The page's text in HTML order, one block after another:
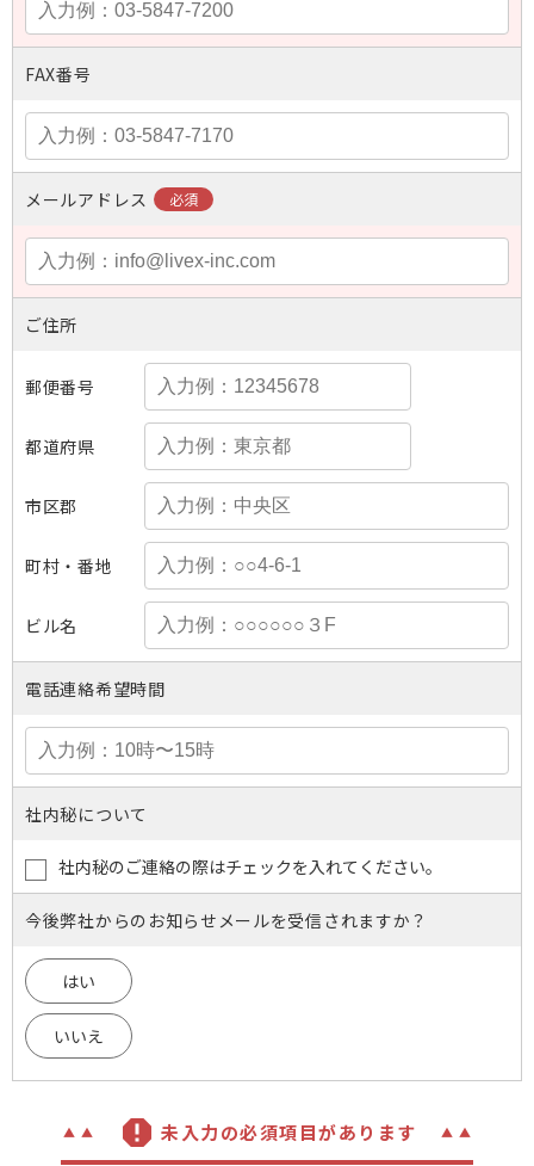
FAX番号
メールアドレス
ご住所
郵便番号
都道府県
市区郡
町村・番地
ビル名
電話連絡希望時間
社内秘について
社内秘のご連絡の際はチェックを入れてください。
今後弊社からのお知らせメールを受信されますか？
はい
いいえ
未入力の必須項目があります